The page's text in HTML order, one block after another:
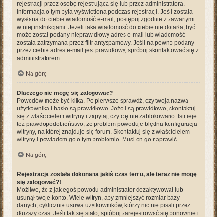
rejestracji przez osobę rejestrującą się lub przez administratora.
Informacja o tym była wyświetlona podczas rejestracji. Jeśli została
wysłana do ciebie wiadomość e-mail, postępuj zgodnie z zawartymi
w niej instrukcjami. Jeżeli taka wiadomość do ciebie nie dotarła, być
może został podany nieprawidłowy adres e-mail lub wiadomość
została zatrzymana przez filtr antyspamowy. Jeśli na pewno podany
przez ciebie adres e-mail jest prawidłowy, spróbuj skontaktować się z
administratorem.
Na górę
Dlaczego nie mogę się zalogować?
Powodów może być kilka. Po pierwsze sprawdź, czy twoja nazwa
użytkownika i hasło są prawidłowe. Jeżeli są prawidłowe, skontaktuj
się z właścicielem witryny i zapytaj, czy cię nie zablokowano. Istnieje
też prawdopodobieństwo, że problem powoduje błędna konfiguracja
witryny, na której znajduje się forum. Skontaktuj się z właścicielem
witryny i powiadom go o tym problemie. Musi on go naprawić.
Na górę
Rejestracja została dokonana jakiś czas temu, ale teraz nie mogę
się zalogować?!
Możliwe, że z jakiegoś powodu administrator dezaktywował lub
usunął twoje konto. Wiele witryn, aby zmniejszyć rozmiar bazy
danych, cyklicznie usuwa użytkowników, którzy nic nie pisali przez
dłuższy czas. Jeśli tak się stało, spróbuj zarejestrować się ponownie i